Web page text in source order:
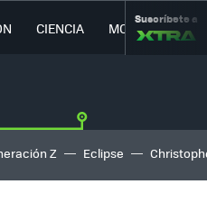
CIENCIA MOVILIDAD
Suscríbete a
Z Eclipse